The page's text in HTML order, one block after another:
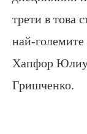
трети в това
най-
Хапфор
Гришченко.